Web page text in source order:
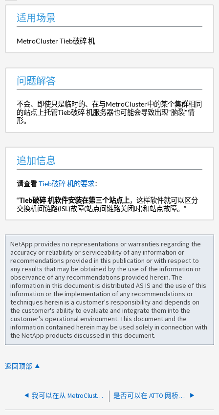
适用场景
MetroCluster Tieb破碎 机
问题解答
不会、即使只是临时的、在与MetroCluster中的某个集群相同
的站点上托管Tieb破碎 机服务器也可能会导致出现"脑裂"情
形。
追加信息
请查看Tieb破碎 机的要求：
“Tieb破碎 机软件安装在第三个站点上，这样软件就可以区分
交换机间链路(ISL)故障(站点间链路关闭时)和站点故障。”
NetApp provides no representations or warranties regarding the
accuracy or reliability or serviceability of any information or
recommendations provided in this publication or with respect to
any results that may be obtained by the use of the information or
observance of any recommendations provided herein. The
information in this document is distributed AS IS and the use of this
information or the implementation of any recommendations or
techniques herein is a customer's responsibility and depends on
the customer's ability to evaluate and integrate them into the
customer's operational environment. This document and the
information contained herein may be used solely in connection with
the NetApp products discussed in this document.
返回顶部
我可以在从 MetroCluster FC 过渡到 IP 时启用调解员吗？ 是否可以在 ATTO 网桥后面的同一个磁盘架中混用 SSD 和 SAS 驱动器？